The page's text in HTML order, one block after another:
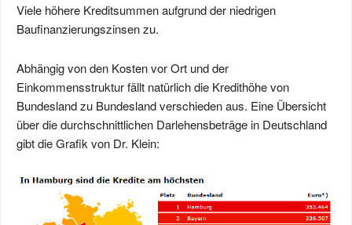
Viele höhere Kreditsummen aufgrund der niedrigen
Baufinanzierungszinsen zu.
Abhängig von den Kosten vor Ort und der
Einkommensstruktur fällt natürlich die Kredithöhe von
Bundesland zu Bundesland verschieden aus. Eine Übersicht
über die durchschnittlichen Darlehensbeträge in Deutschland
gibt die Grafik von Dr. Klein: